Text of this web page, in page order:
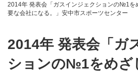
2014年 発表会「ガスインジェクションの№1を
要な会社になる。」安中市スポーツセンター
2014年 発表会「ガ
ションの№1をめざ